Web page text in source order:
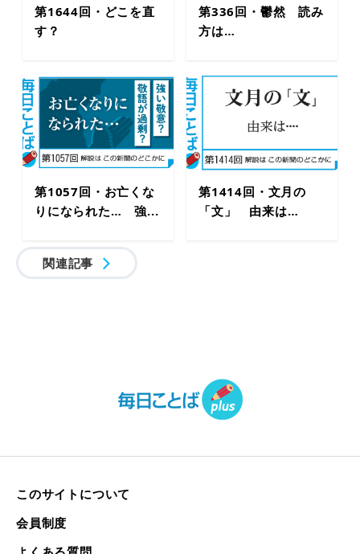
第1644回・どこを直
す？
第336回・鬱然 読み
方は…
第1057回・お亡くな
りになられた… 強...
第1414回・文月の
「文」 由来は…
関連記事
このサイトについて
会員制度